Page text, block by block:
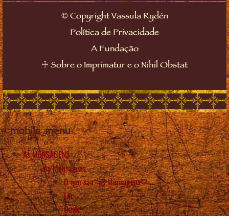
©Copyright Vassula Rydén
Política de Privacidade
A Fundação
☩ Sobre o Imprimatur e o Nihil Obstat
mobile_menu
As MENSAGENS
As Mensagens
O que são “as Mensagens”?
Ler
Ouvir